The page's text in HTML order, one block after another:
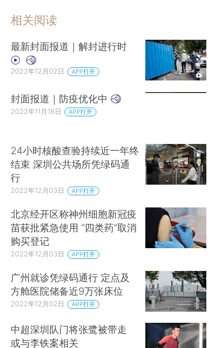
相关阅读
最新封面报道｜解封进行时
2022年12月02日 APP打开
封面报道｜防疫优化中
2022年11月18日 APP打开
24小时核酸查验持续近一年终
结束 深圳公共场所凭绿码通
行
2022年12月03日 APP打开
北京经开区称神州细胞新冠疫
苗获批紧急使用 “四类药”取消
购买登记
2022年12月03日 APP打开
广州就诊凭绿码通行 定点及
方舱医院储备近9万张床位
2022年12月02日 APP打开
中超深圳队门将张鹭被带走
或与李铁案相关